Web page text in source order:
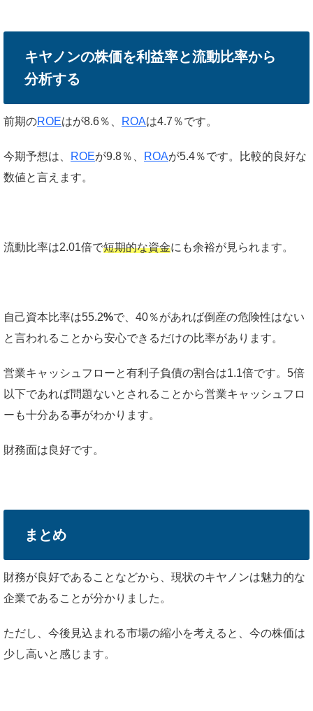
キヤノンの株価を利益率と流動比率から
分析する
前期のROEはが8.6％、 ROAは4.7％です。
今期予想は、 ROEが9.8％、 ROAが5.4％です。比較的良好な
数値と言えます。
流動比率は2.01倍で短期的な資金にも余裕が見られます。
自己資本比率は55.2%で、40％があれば倒産の危険性はない
と言われることから安心できるだけの比率があります。
営業キャッシュフローと有利子負債の割合は1.1倍です。5倍
以下であれば問題ないとされることから営業キャッシュフロ
ーも十分ある事がわかります。
財務面は良好です。
まとめ
財務が良好であることなどから、現状のキヤノンは魅力的な
企業であることが分かりました。
ただし、今後見込まれる市場の縮小を考えると、今の株価は
少し高いと感じます。